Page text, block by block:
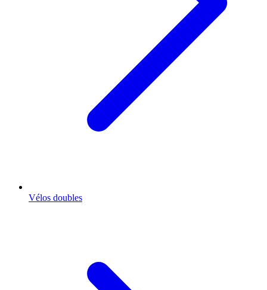
Vélos doubles